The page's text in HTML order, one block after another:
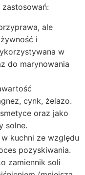
ale
i
w
do marynowania
cynk, żelazo.
oraz jako
solne.
kuchni ze względu
pozyskiwania.
zamiennik soli